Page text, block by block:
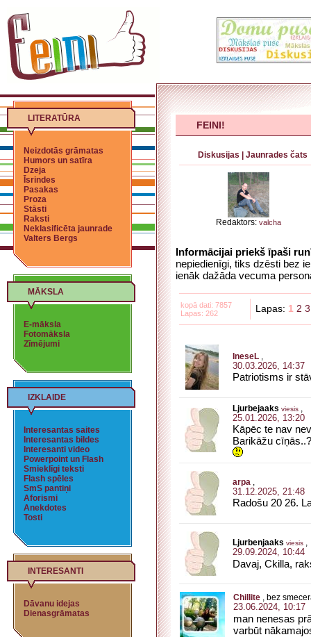
LITERATŪRA
Neizdotās grāmatas
Humors un satīra
Dzeja
Īsrindes
Pasakas
Proza
Stāsti
Raksti
Neklasificēta jaunrade
Valters Bergs
MĀKSLA
E-māksla
Fotomāksla
Zīmējumi
IZKLAIDE
Interesantas saites
Interesantas bildes
Interesanti video
Powerpoint un Flash
Smieklīgi teksti
Flash spēles
SmS pantiņi
Aforismi
Anekdotes
Tosti
INTERESANTI
Dāvanu idejas
Dienasgrāmatas
FEINI!
Diskusijas Jaunrades čats
Redaktors: valcha
Informācijai priekš īpaši
nepiedienīgi, tiks dzēsti bez
ienāk dažāda vecuma
kopā dati: 7857
Lapas: 262
Lapas: 1 2 3
IneseL ,
30.03.2026, 14:37
Patriotisms ir
Ljurbejaaks viesis ,
25.01.2026, 13:20
Kāpēc te nav
Barikāžu cīņās..?
arpa ,
31.12.2025, 21:48
Radošu 20 26.
Ljurbenjaaks viesis ,
29.09.2024, 10:44
Davaj, Ckilla,
Chillite , bez
23.06.2024, 10:17
man nenesas
varbūt